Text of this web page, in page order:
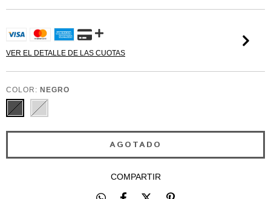
VER EL DETALLE DE LAS CUOTAS
COLOR: NEGRO
COMPARTIR